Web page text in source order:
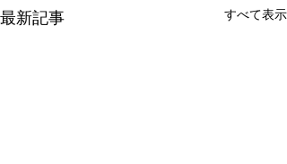
最新記事 すべて表示